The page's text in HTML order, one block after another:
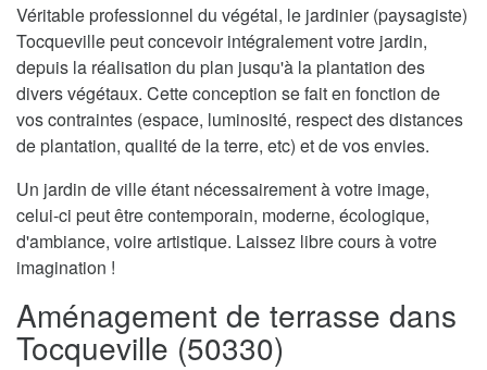
Véritable professionnel du végétal, le jardinier (paysagiste)
Tocqueville peut concevoir intégralement votre jardin,
depuis la réalisation du plan jusqu'à la plantation des
divers végétaux. Cette conception se fait en fonction de
vos contraintes (espace, luminosité, respect des distances
de plantation, qualité de la terre, etc) et de vos envies.
Un jardin de ville étant nécessairement à votre image,
celui-ci peut être contemporain, moderne, écologique,
d'ambiance, voire artistique. Laissez libre cours à votre
imagination !
Aménagement de terrasse dans
Tocqueville (50330)